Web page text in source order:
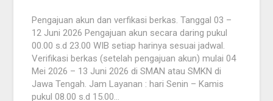
Pengajuan akun dan verfikasi berkas. Tanggal 03 –
12 Juni 2026 Pengajuan akun secara daring pukul
00.00 s.d 23.00 WIB setiap harinya sesuai jadwal.
Verifikasi berkas (setelah pengajuan akun) mulai 04
Mei 2026 – 13 Juni 2026 di SMAN atau SMKN di
Jawa Tengah. Jam Layanan : hari Senin – Kamis
pukul 08.00 s.d 15.00…